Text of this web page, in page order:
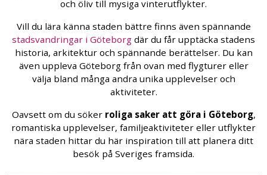
och öliv till mysiga vinterutflykter.
Vill du lära känna staden bättre finns även spännande
stadsvandringar i Göteborg där du får upptäcka stadens
historia, arkitektur och spännande berättelser. Du kan
även uppleva Göteborg från ovan med flygturer eller
välja bland många andra unika upplevelser och
aktiviteter.
Oavsett om du söker roliga saker att göra i Göteborg,
romantiska upplevelser, familjeaktiviteter eller utflykter
nära staden hittar du här inspiration till att planera ditt
besök på Sveriges framsida.